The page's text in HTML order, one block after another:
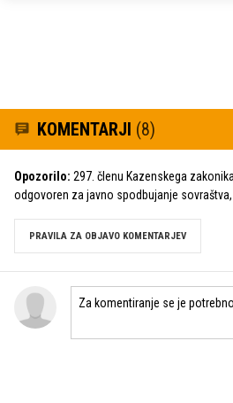
KOMENTARJI (8)
Opozorilo: 297. členu Kazenskega
odgovoren za javno spodbujanje
PRAVILA ZA OBJAVO KOMENTARJEV